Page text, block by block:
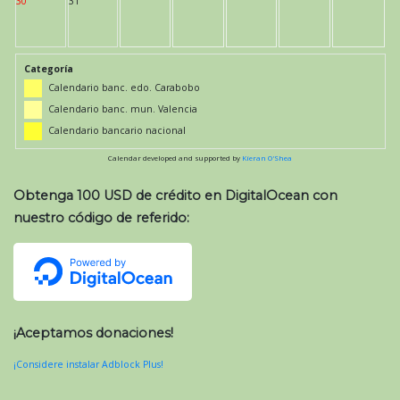
Categoría
Calendario banc. edo. Carabobo
Calendario banc. mun. Valencia
Calendario bancario nacional
Calendar developed and supported by Kieran O'Shea
Obtenga 100 USD de crédito en DigitalOcean con
nuestro código de referido:
¡Aceptamos donaciones!
¡Considere instalar Adblock Plus!